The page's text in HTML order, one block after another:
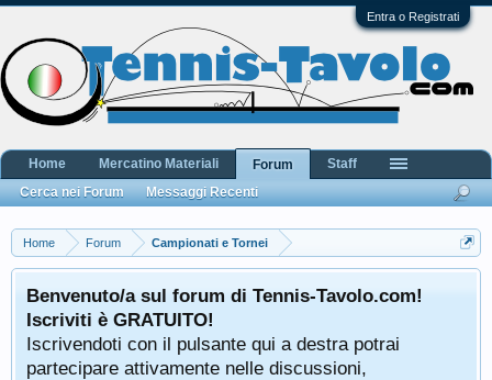
Entra o Registrati
Home Forum Campionati e Tornei
Benvenuto/a sul forum di Tennis-Tavolo.com!
Iscriviti è GRATUITO!
Iscrivendoti con il pulsante qui a destra potrai
partecipare attivamente nelle discussioni,
Home Mercatino Materiali
Forum
Cerca nei Forum
Messaggi Recenti
Staff